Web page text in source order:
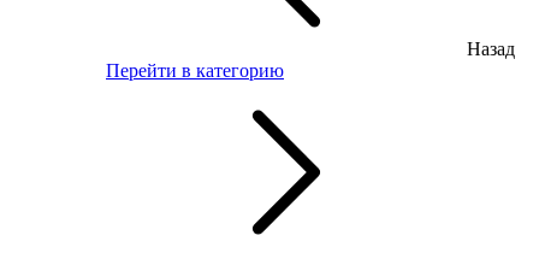
Назад
Перейти в категорию